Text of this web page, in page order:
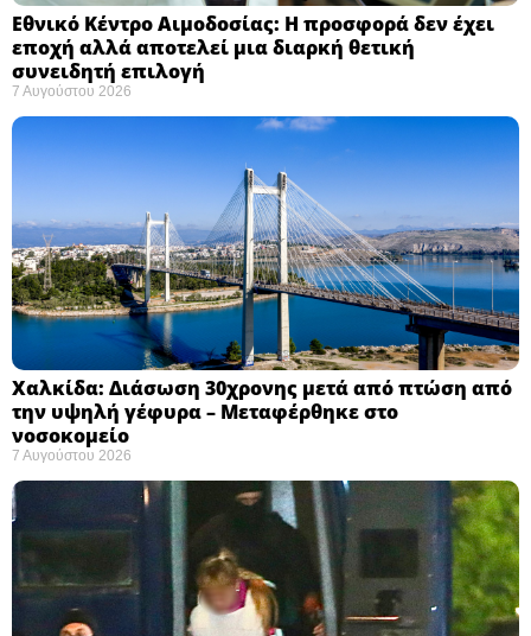
Εθνικό Κέντρο Αιμοδοσίας: H προσφορά δεν έχει
εποχή αλλά αποτελεί μια διαρκή θετική
συνειδητή επιλογή ​
7 Αυγούστου 2026
Χαλκίδα: Διάσωση 30χρονης μετά από πτώση από
την υψηλή γέφυρα – Μεταφέρθηκε στο
νοσοκομείο ​
7 Αυγούστου 2026